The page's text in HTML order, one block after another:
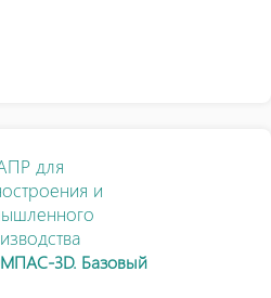
для
и
3D. Базовый